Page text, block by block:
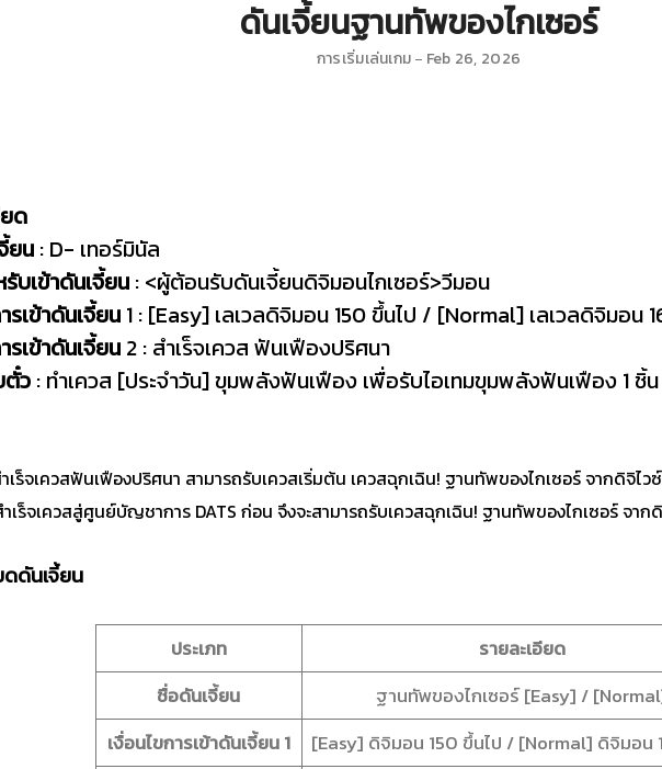
ดันเจี้ยนฐานทัพของไกเซอร์
การเริ่มเล่นเกม Feb 26, 2026
ด
ยน : D- เทอร์มินัล
บเข้าดันเจี้ยน : <ผู้ต้อนรับดันเจี้ยนดิจิมอนไกเซอร์>วีมอน
รเข้าดันเจี้ยน1 : [Easy] เลเวลดิจิมอน 150 ขึ้นไป / [Normal] เลเวลดิจิมอน
รเข้าดันเจี้ยน2 : สำเร็จเควส ฟันเฟืองปริศนา
ตั๋ว : ทำเควส [ประจำวัน] ขุมพลังฟันเฟือง เพื่อรับไอเทมขุมพลังฟันเฟือง 1 ชิ้น
เร็จเควสฟันเฟืองปริศนา สามารถรับเควสเริ่มต้น เควสฉุกเฉิน! ฐานทัพของไกเซอร์ จากดิจิไวซ์
เร็จเควสสู่ศูนย์บัญชาการ DATS ก่อน จึงจะสามารถรับเควสฉุกเฉิน! ฐานทัพของไกเซอร์ จาก
ดดันเจี้ยน
ประเภท
รายละเอียด
ชื่อดันเจี้ยน
ฐานทัพของไกเซอร์ [Easy] /
เงื่อนไขการเข้าดันเจี้ยน 1
[Easy] ดิจิมอน 150 ขึ้นไป / [Normal] ดิจิมอน